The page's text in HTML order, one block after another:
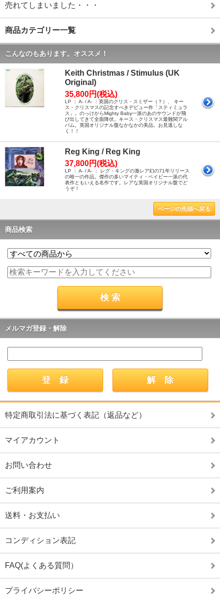
売れてしまいました・・・
商品カテゴリー一覧
こんなのもあります。オススメ！
Keith Christmas / Stimulus (UK
Original)
35,800円(税込)
LP ： A- / A- ：英国のクリス・スミザー（？）、 キー
ス・クリスマスの記念すべきデビュー作「スティミュラ
ス」。のっけからMighty Baby一派のあのサウンドが飛
び出してきて全面降伏。キース・クリスマス最難関アル
バム。英国オリジナル盤なかなかの美品。お見逃しな
く！！
Reg King / Reg King
37,800円(税込)
LP ： A- / A- ： レグ・キングの激レア幻の71年リリース
の唯一の作品。傑作の多いマイティ・ベイビー一派の代
表作ともいえる名作です。レアな英国オリジナル盤でど
うぞ！
ページの先頭へ戻る
商品検索
メルマガ登録・解除
特定商取引法に基づく表記（返品など）
マイアカウント
お問い合わせ
ご利用案内
送料・お支払い
コンディション表記
FAQ(よくある質問）
プライバシーポリシー